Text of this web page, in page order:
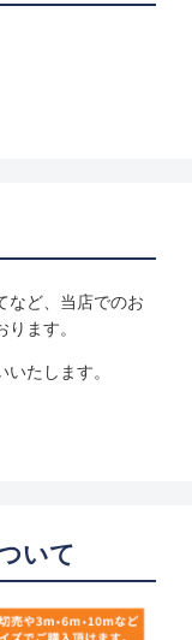
など、当店でのお
ます。
たします。
いて